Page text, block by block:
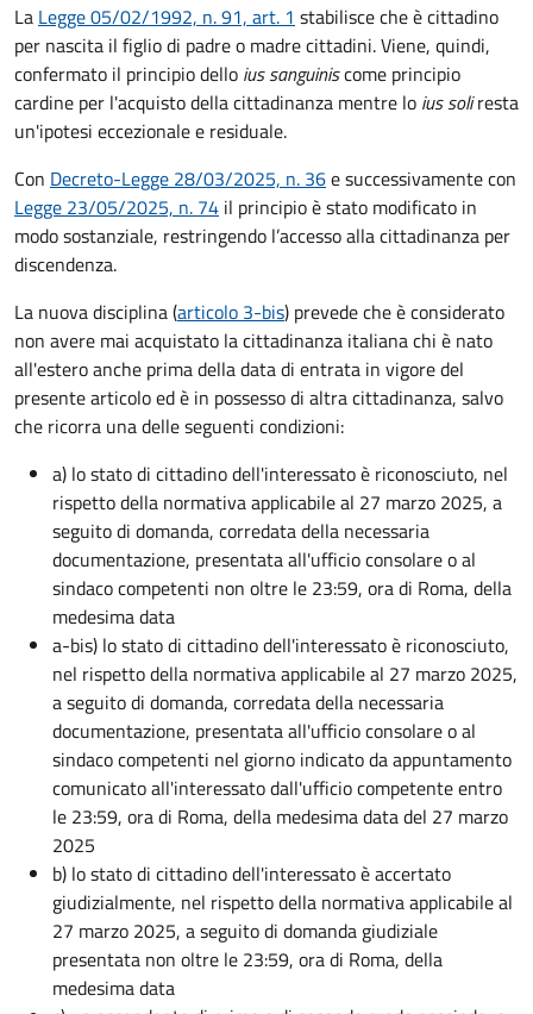
La Legge 05/02/1992, n. 91, art. 1 stabilisce che è cittadino
per nascita il figlio di padre o madre cittadini. Viene, quindi,
confermato il principio dello ius sanguiniscome principio
cardine per l'acquisto della cittadinanza mentre lo ius soliresta
un'ipotesi eccezionale e residuale.
Con Decreto-Legge 28/03/2025, n. 36e successivamente con
Legge 23/05/2025, n. 74 il principio è stato modificato in
modo sostanziale, restringendo l’accesso alla cittadinanza per
discendenza.
La nuova disciplina (articolo 3-bis) prevede cheèconsiderato
non avere mai acquistato la cittadinanza italiana chi è nato
all'estero anche prima della data di entrata in vigore del
presente articolo ed è in possesso di altra cittadinanza, salvo
che ricorra una delle seguenti condizioni:
a) lo stato di cittadino dell'interessato è riconosciuto, nel
rispetto della normativa applicabile al 27 marzo 2025, a
seguito di domanda, corredata della necessaria
documentazione, presentata all'ufficio consolare o al
sindaco competenti non oltre le 23:59, ora di Roma, della
medesima data
a-bis) lo stato di cittadino dell'interessato è riconosciuto,
nel rispetto della normativa applicabile al 27 marzo 2025,
a seguito di domanda, corredata della necessaria
documentazione, presentata all'ufficio consolare o al
sindaco competenti nel giorno indicato da appuntamento
comunicato all'interessato dall'ufficio competente entro
le 23:59, ora di Roma, della medesima data del 27 marzo
2025
b) lo stato di cittadino dell'interessato è accertato
giudizialmente, nel rispetto della normativa applicabile al
27 marzo 2025, a seguito di domanda giudiziale
presentata non oltre le 23:59, ora di Roma, della
medesima data